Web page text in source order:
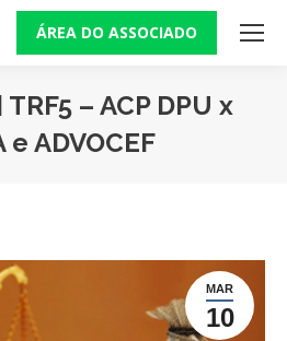
ÁREA DO ASSOCIADO
– ACP DPU x
e ADVOCEF
MAR
10